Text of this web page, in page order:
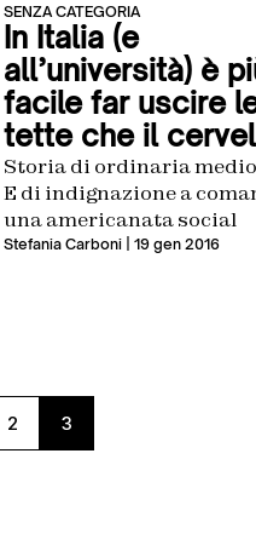
SENZA CATEGORIA
In Italia (e
all’università) è
facile far uscire
tette che il
Storia di ordinaria
E di indignazione a
una americanata social
Stefania Carboni | 19 gen 2016
2 3